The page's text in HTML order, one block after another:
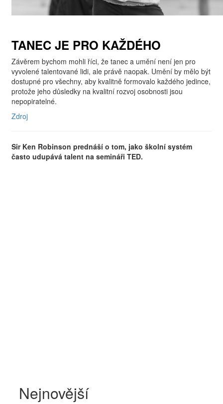
TANEC JE PRO KAŽDÉHO
Závěrem bychom mohli říci, že tanec a umění není jen pro
vyvolené talentované lidi, ale právě naopak. Umění by mělo být
dostupné pro všechny, aby kvalitně formovalo každého jedince,
protože jeho důsledky na kvalitní rozvoj osobnosti jsou
nepopiratelné.
Zdroj
Sir Ken Robinson prednáší o tom, jako školní systém
často udupává talent na semináři TED.
Nejnovější